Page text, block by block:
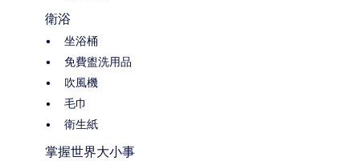
衛浴
坐浴桶
免費盥洗用品
吹風機
毛巾
衛生紙
掌握世界大小事